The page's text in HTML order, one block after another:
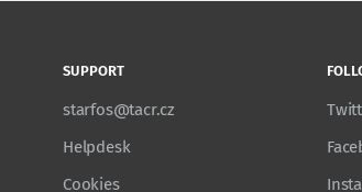
SUPPORT
starfos@tacr.cz
Helpdesk
Cookies